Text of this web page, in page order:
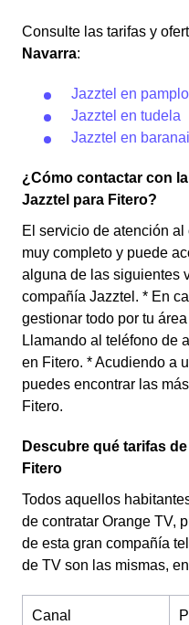
Consulte las tarifas y
Navarra:
Jazztel en
Jazztel en tudela
Jazztel en
¿Cómo contactar con
Jazztel para Fitero?
El servicio de atención
muy completo y puede
alguna de las siguientes
compañía Jazztel. * En
gestionar todo por tu
Llamando al teléfono de
en Fitero. * Acudiendo a
puedes encontrar las
Fitero.
Descubre qué tarifas
Fitero
Todos aquellos
de contratar Orange TV,
de esta gran compañía
de TV son las mismas,
Canal